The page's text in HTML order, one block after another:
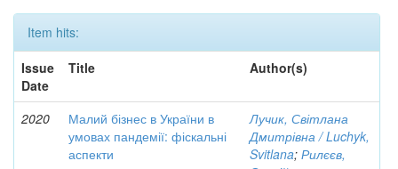
Item hits:
Issue
Date
Title Author(s)
2020
Малий бізнес в України в
умовах пандемії: фіскальні
аспекти
Лучик, Світлана
Дмитрівна / Luchyk,
Svitlana; Рилєєв,